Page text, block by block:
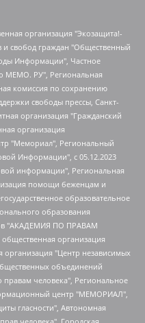
ответственностью "МЕМО", Перл Роман Александрович, Симонов Евгений Алексеевич, Соловьева Елена Анатольевна, Сотников Даниил Владимирович, Сурначева Елизавета Дмитриевна, Автономная некоммерческая организация по защите прав человека и информированию населения "Якутия – Наше Мнение", Общество с ограниченной ответственностью "Москоу диджитал медиа", с 26.01.2023 Общество с ограниченной ответственностью "Чайка Белые сады", Ветошкина Валерия Валерьевна, Заговора Максим Александрович, Межрегиональное общественное движение "Российская ЛГБТ - сеть", Оленичев Максим Владимирович, Павлов Иван Юрьевич, Скворцова Елена Сергеевна, Общество с ограниченной ответственностью "Как бы инагент", Кочетков Игорь Викторович, Общество с ограниченной ответственностью "Честные выборы", Еланчик Олег Александрович, Общество с ограниченной ответственностью "Нобелевский призыв", Гималова Регина Эмилевна, Григорьев Андрей Валерьевич, Григорьева Алина Александровна, Ассоциация по содействию защите прав призывников, альтернативнослужащих и военнослужащих "Правозащитная группа "Гражданин.Армия.Право", Хисамова Регина Фаритовна, Автономная некоммерческая организация по реализации социально-правовых программ "Лилит", Дальневосточное общественное движение "Маяк", Санкт-Петербургская ЛГБТ-инициативная группа "Выход", Инициативная группа ЛГБТ+ "Реверс", Алексеев Андрей Викторович, Бекбулатова Таисия Львовна, Беляев Иван Михайлович, Владыкина Елена Сергеевна, Гельман Марат Александрович, Никульшина Вероника Юрьевна, Толоконникова Надежда Андреевна, Шендерович Виктор Анатольевич, Общество с ограниченной ответственностью "Данное сообщение", Общество с ограниченной ответственностью Издательский дом "Новая глава", Айнбиндер Александра Александровна, Московский комьюнити-центр для ЛГБТ+инициатив, Благотворительный фонд развития филантропии, Deutsche Welle (Германия, Kurt-Schumacher-Strasse 3, 53113 Bonn), Борзунова Мария Михайловна, Воробьев Виктор Викторович, Голубева Анна Львовна, Константинова Алла Михайловна, Малкова Ирина Владимировна, Мурадов Мурад Абдулгалимович, Осетинская Елизавета Николаевна, Понасенков Евгений Николаевич, Ганапольский Матвей Юрьевич, Киселев Евгений Алексеевич, Борухович Ирина Григорьевна, Дремин Иван Тимофеевич, Дубровский Дмитрий Викторович, Красноярская региональная общественная организация поддержки и развития альтернативных образовательных технологий и межкультурных коммуникаций "ИНТЕРРА", Маяковская Екатерина Алексеевна, Фейгин Марк Захарович, Филимонов Андрей Викторович, Дзугкоева Регина Николаевна, Доброхотов Роман Александрович, Дудь Юрий Александрович, Елкин Сергей Владимирович, Кругликов Кирилл Игоревич, Сабунаева Мария Леонидовна, Семенов Алексей Владимирович, Шаинян Карен Багратович, Шульман Екатерина Михайловна, Асафьев Артур Валерьевич, Вахштайн Виктор Семенович, Венедиктов Алексей Алексеевич, Лушникова Екатерина Евгеньевна, Волков Леонид Михайлович, Невзоров Александр Глебович, Пархоменко Сергей Борисович, Сироткин Ярослав Николаевич, Кара-Мурза Владимир Владимирович, Баранова Наталья Владимировна, Гозман Леонид Яковлевич, Кагарлицкий Борис Юльевич, Климарев Михаил Валерьевич, Милов Владимир Станиславович, Автономная некоммерческая организация Краснодарский центр современного искусства "Типография", Моргенштерн Алишер Тагирович, Соболь Любовь Эдуардовна, Общество с ограниченной ответственностью "ЛИЗА НОРМ", Каспаров Гарри Кимович, Ходорковский Михаил Борисович, Общество с ограниченной ответственностью "Апрельские тезисы", Данилович Ирина Брониславовна, Кашин Олег Владимирович, Петров Николай Владимирович, Пивоваров Алексей Владимирович, Соколов Михаил Владимирович, Цветкова Юлия Владимировна, Чичваркин Евгений Александрович, Комитет против пыток/Команда против пыток, Общество с ограниченной ответственностью "Первый научный", Общество с ограниченной ответственностью "Вертолет и ко", Белоцерковская Вероника Борисовна, Кац Максим Евгеньевич, Лазарева Татьяна Юрьевна, Шаведдинов Руслан Табризович, Яшин Илья Валерьевич, Общество с ограниченной ответственностью "Иноагент ААВ", Алешковский Дмитрий Петрович, Альбац Евгения Марковна, Быков Дмитрий Львович, Галямина Юлия Евгеньевна, Лойко Сергей Леонидович, Мартынов Кирилл Константинович, Медведев Сергей Александрович, Крашенинников Федор Геннадиевич, Гордеева Катерина Вл